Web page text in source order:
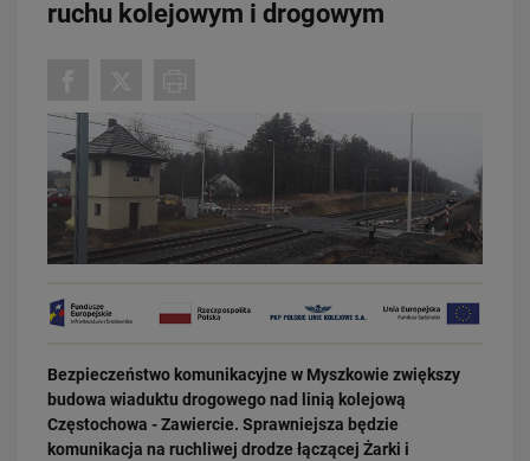
ruchu kolejowym i drogowym
Bezpieczeństwo komunikacyjne w Myszkowie zwiększy
budowa wiaduktu drogowego nad linią kolejową
Częstochowa - Zawiercie. Sprawniejsza będzie
komunikacja na ruchliwej drodze łączącej Żarki i
Budujemy nowoczesną kolej na Kaszubach [FOTOGALERIA]
PRZECZYTAJ
03.08.2026
Dzięki KPO kolej zmieniła Limanową
PRZECZYTAJ